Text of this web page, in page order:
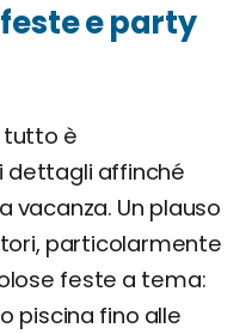
e party
tutto è
dettagli affinché
vacanza. Un plauso
particolarmente
feste a tema:
piscina fino alle